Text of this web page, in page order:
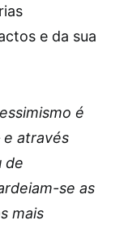
e da sua
é
e através
de
se as
mais